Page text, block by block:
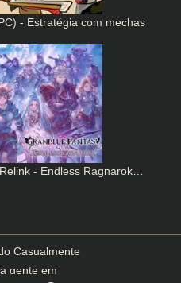
- Estratégia com mechas
- Endless Ragnarok…
Casualmente
gente em